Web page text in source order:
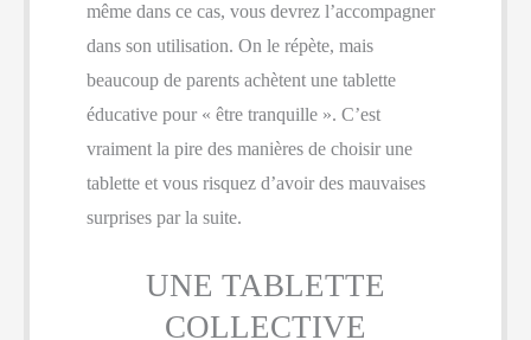
même dans ce cas, vous devrez l’accompagner
dans son utilisation. On le répète, mais
beaucoup de parents achètent une tablette
éducative pour « être tranquille ». C’est
vraiment la pire des manières de choisir une
tablette et vous risquez d’avoir des mauvaises
surprises par la suite.
UNE TABLETTE
COLLECTIVE